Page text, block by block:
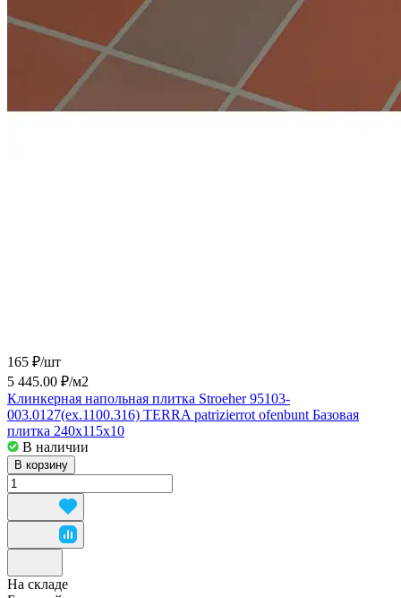
165 ₽/шт
5 445.00 ₽/м2
Клинкерная напольная плитка Stroeher 95103-
003.0127(ex.1100.316) TERRA patrizierrot ofenbunt Базовая
плитка 240x115x10
В наличии
В корзину
На складе